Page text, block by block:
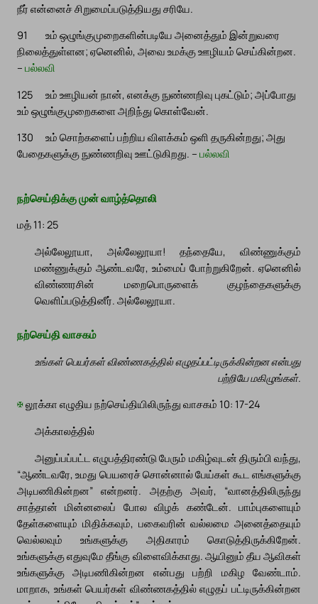
நீர் என்னைச் சிறுமைப்படுத்தியது சரியே.
91
உம் ஒழுங்குமுறைகளின்படியே அனைத்தும் இன்றுவரை
நிலைத்துள்ளன; ஏனெனில், அவை உமக்கு ஊழியம் செய்கின்றன.
– பல்லவி
125
உம் ஊழியன் நான், எனக்கு நுண்ணறிவு புகட்டும்; அப்போது
உம் ஒழுங்குமுறைகளை அறிந்து கொள்வேன்.
130
உம் சொற்களைப் பற்றிய விளக்கம் ஒளி தருகின்றது; அது
பேதைகளுக்கு நுண்ணறிவு ஊட்டுகிறது. – பல்லவி
நற்செய்திக்கு முன் வாழ்த்தொலி
மத் 11: 25
அல்லேலூயா, அல்லேலூயா! தந்தையே, விண்ணுக்கும்
மண்ணுக்கும் ஆண்டவரே, உம்மைப் போற்றுகிறேன். ஏனெனில்
விண்ணரசின் மறைபொருளைக் குழந்தைகளுக்கு
வெளிப்படுத்தினீர். அல்லேலூயா.
நற்செய்தி வாசகம்
உங்கள் பெயர்கள் விண்ணகத்தில் எழுதப்பட்டிருக்கின்றன என்பது
பற்றியே மகிழுங்கள்.
✠ லூக்கா எழுதிய நற்செய்தியிலிருந்து வாசகம் 10: 17-24
அக்காலத்தில்
அனுப்பப்பட்ட எழுபத்திரண்டு பேரும் மகிழ்வுடன் திரும்பி வந்து,
“ஆண்டவரே, உமது பெயரைச் சொன்னால் பேய்கள் கூட எங்களுக்கு
அடிபணிகின்றன” என்றனர். அதற்கு அவர், “வானத்திலிருந்து
சாத்தான் மின்னலைப் போல விழக் கண்டேன். பாம்புகளையும்
தேள்களையும் மிதிக்கவும், பகைவரின் வல்லமை அனைத்தையும்
வெல்லவும் உங்களுக்கு அதிகாரம் கொடுத்திருக்கிறேன்.
உங்களுக்கு எதுவுமே தீங்கு விளைவிக்காது. ஆயினும் தீய ஆவிகள்
உங்களுக்கு அடிபணிகின்றன என்பது பற்றி மகிழ வேண்டாம்.
மாறாக, உங்கள் பெயர்கள் விண்ணகத்தில் எழுதப் பட்டிருக்கின்றன